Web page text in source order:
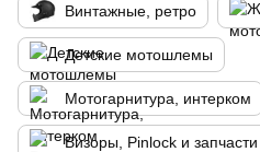
Винтажные, ретро
Детские мотошлемы
Мотогарнитура, интерком
Визоры, Pinlock и запчасти